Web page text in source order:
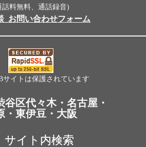
話料無料、通話録音)
_お問い合わせフォーム
サイトは保護されています
谷区代々木・名古屋・
・東伊豆・大阪
サイト内検索